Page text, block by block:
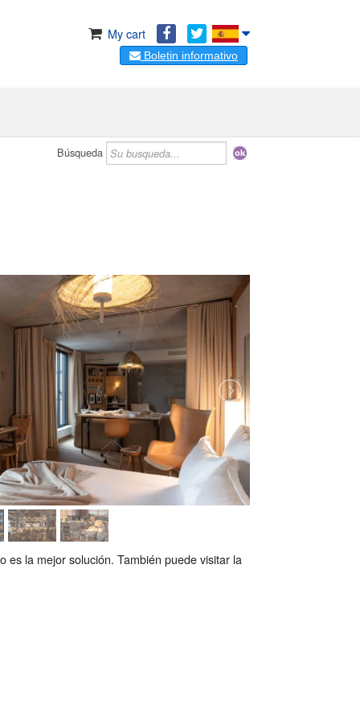
My cart
Boletin informativo
Búsqueda
la mejor solución. También puede visitar la